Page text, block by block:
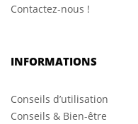
Contactez-nous !
INFORMATIONS
Conseils d’utilisation
Conseils & Bien-être